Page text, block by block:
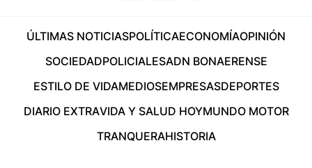
ÚLTIMAS NOTICIASPOLÍTICAECONOMÍAOPINIÓN
SOCIEDADPOLICIALESADN BONAERENSE
ESTILO DE VIDAMEDIOSEMPRESASDEPORTES
DIARIO EXTRAVIDA Y SALUD HOYMUNDO MOTOR
TRANQUERAHISTORIA